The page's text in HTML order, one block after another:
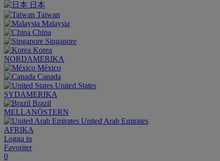
日本
Taiwan
Malaysia
China
Singapore
Korea
NORDAMERIKA
México
Canada
United States
SYDAMERIKA
Brazil
MELLANÖSTERN
United Arab Emirates
AFRIKA
Logga in
Favoriter
0